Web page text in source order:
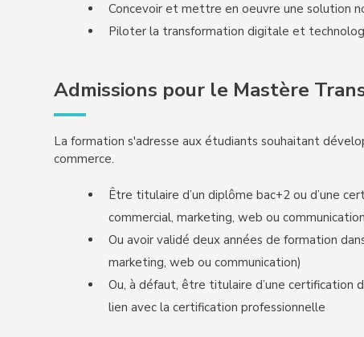
Concevoir et mettre en oeuvre une solution
Piloter la transformation digitale et
Admissions pour le Mastère
La formation s'adresse aux étudiants souhaitant
commerce.
Être titulaire d’un diplôme bac+2 ou d’une
commercial, marketing, web ou
Ou avoir validé deux années de formation
marketing, web ou communication)
Ou, à défaut, être titulaire d’une certification
lien avec la certification professionnelle